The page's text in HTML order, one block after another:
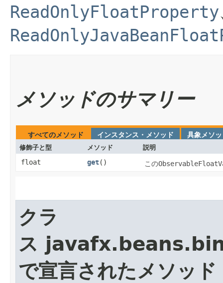
ReadOnlyFloatProperty
メソッドのサマリー
すべてのメソッド インスタンス・メソッド 具象メソ
修飾子と型 メソッド 説明
float get() この
クラ
ス
で宣言されたメソッド